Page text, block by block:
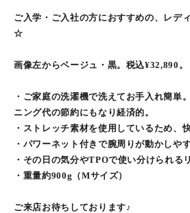
ご入学・ご入社の方におすすめの、レデ
☆
画像左からベージュ・黒。税込¥32,890。
・ご家庭の洗濯機で洗えてお手入れ簡単
ニング代の節約にもなり経済的。
・ストレッチ素材を使用しているため、
・パワーネット付きで腕周りが動かしやす
・その日の気分やTPOで使い分けられる
・重量約900g（Mサイズ）
ご来店お待ちしております♪